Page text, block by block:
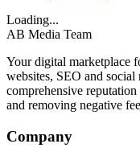
Loading...
AB Media Team
Your digital marketplace
websites, SEO and social
comprehensive
and removing negative
Company